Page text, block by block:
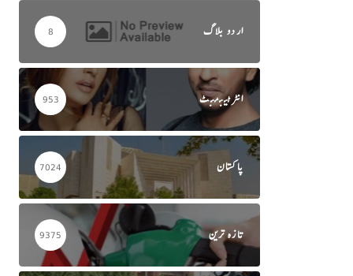
اردو بلاگ 8
انٹرٹینمنٹ 953
پاکستان 7024
تازہ ترین 9375